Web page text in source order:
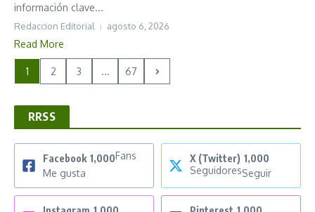
información clave...
Redaccion Editorial agosto 6, 2026
Read More
1 2 3 ... 67
RRSS
Facebook 1,000Fans
Me gusta
X (Twitter) 1,000
SeguidoresSeguir